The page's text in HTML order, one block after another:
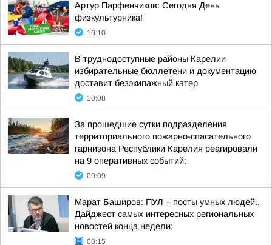
Артур Парфенчиков: Сегодня День
физкультурника!
10:10
В труднодоступные районы Карелии
избирательные бюллетени и документацию
доставит безэкипажный катер
10:08
За прошедшие сутки подразделения
территориального пожарно-спасательного
гарнизона Республики Карелия реагировали
на 9 оперативных событий:
09:09
Марат Баширов: ПУЛ – посты умных людей..
Дайджест самых интересных региональных
новостей конца недели:
08:15